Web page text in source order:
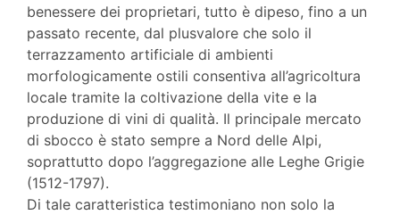
benessere dei proprietari, tutto è dipeso, fino a un
passato recente, dal plusvalore che solo il
terrazzamento artificiale di ambienti
morfologicamente ostili consentiva all’agricoltura
locale tramite la coltivazione della vite e la
produzione di vini di qualità. Il principale mercato
di sbocco è stato sempre a Nord delle Alpi,
soprattutto dopo l’aggregazione alle Leghe Grigie
(1512-1797).
Di tale caratteristica testimoniano non solo la